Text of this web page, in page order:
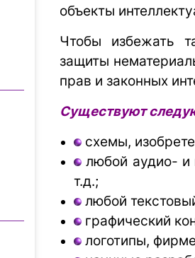
объекты
Чтобы избежать
защиты
прав и законных
Существуют
схемы,
любой аудио- и
т.д.;
любой
графический
логотипы,